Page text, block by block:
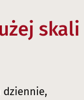
skali
dziennie,